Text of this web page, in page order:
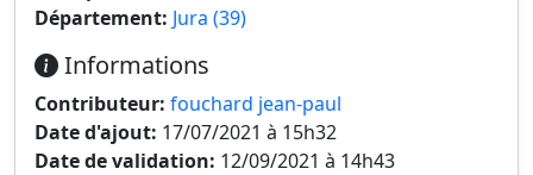
Département: Jura (39)
Informations
Contributeur: fouchard jean-paul
Date d'ajout: 17/07/2021 à 15h32
Date de validation: 12/09/2021 à 14h43